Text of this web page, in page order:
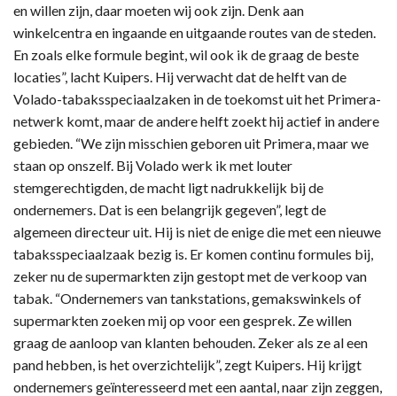
en willen zijn, daar moeten wij ook zijn. Denk aan
winkelcentra en ingaande en uitgaande routes van de steden.
En zoals elke formule begint, wil ook ik de graag de beste
locaties”, lacht Kuipers. Hij verwacht dat de helft van de
Volado-tabaksspeciaalzaken in de toekomst uit het Primera-
netwerk komt, maar de andere helft zoekt hij actief in andere
gebieden. “We zijn misschien geboren uit Primera, maar we
staan op onszelf. Bij Volado werk ik met louter
stemgerechtigden, de macht ligt nadrukkelijk bij de
ondernemers. Dat is een belangrijk gegeven”, legt de
algemeen directeur uit. Hij is niet de enige die met een nieuwe
tabaksspeciaalzaak bezig is. Er komen continu formules bij,
zeker nu de supermarkten zijn gestopt met de verkoop van
tabak. “Ondernemers van tankstations, gemakswinkels of
supermarkten zoeken mij op voor een gesprek. Ze willen
graag de aanloop van klanten behouden. Zeker als ze al een
pand hebben, is het overzichtelijk”, zegt Kuipers. Hij krijgt
ondernemers geïnteresseerd met een aantal, naar zijn zeggen,